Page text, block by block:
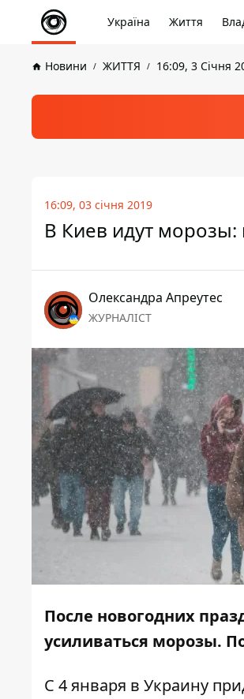
Україна Життя
Новини ЖИТТЯ 16:09, 3 Січня
16:09, 03 січня 2019
В Киев идут морозы:
Олександра Апреутес
ЖУРНАЛІСТ
После новогодних
усиливаться морозы.
С 4 января в Украину